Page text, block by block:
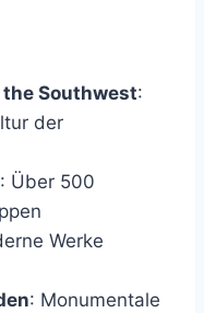
the Southwest:
der
: Über 500
Werke
: Monumentale